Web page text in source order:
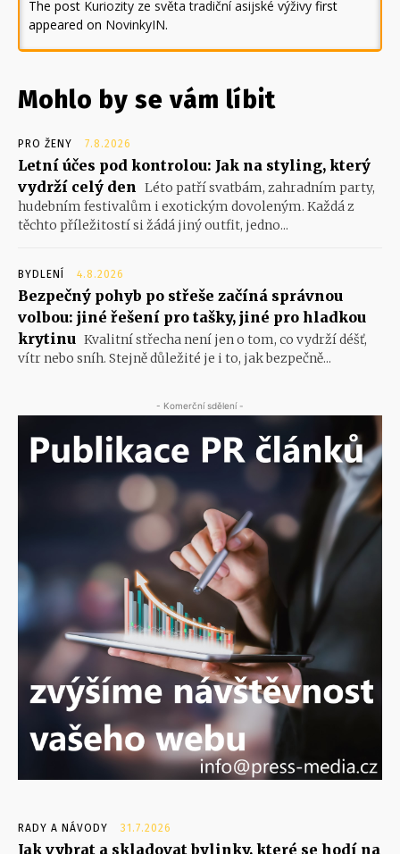
The post Kuriozity ze světa tradiční asijské výživy first
appeared on NovinkyIN.
Mohlo by se vám líbit
PRO ŽENY 7.8.2026
Letní účes pod kontrolou: Jak na styling, který
vydrží celý den Léto patří svatbám, zahradním party,
hudebním festivalům i exotickým dovoleným. Každá z
těchto příležitostí si žádá jiný outfit, jedno...
BYDLENÍ 4.8.2026
Bezpečný pohyb po střeše začíná správnou
volbou: jiné řešení pro tašky, jiné pro hladkou
krytinu Kvalitní střecha není jen o tom, co vydrží déšť,
vítr nebo sníh. Stejně důležité je i to, jak bezpečně...
- Komerční sdělení -
RADY A NÁVODY 31.7.2026
Jak vybrat a skladovat bylinky, které se hodí na